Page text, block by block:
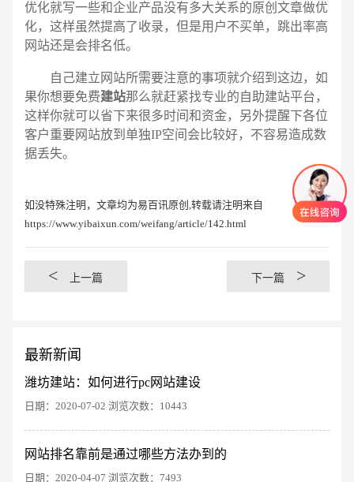
优化就写一些和企业产品没有多大关系的原创文章做优
化，这样虽然提高了收录，但是用户不买单，跳出率高
网站还是会排名低。
自己建立网站所需要注意的事项就介绍到这边，如
果你想要免费建站那么就赶紧找专业的自助建站平台，
这样你就可以省下来很多时间和资金，另外提醒下各位
客户重要网站放到单独IP空间会比较好，不容易造成数
据丢失。
如没特殊注明，文章均为易百讯原创,转载请注明来自
https://www.yibaixun.com/weifang/article/142.html
< 上一篇 下一篇 >
最新新闻
潍坊建站：如何进行pc网站建设
日期：2020-07-02 浏览次数：10443
网站排名靠前是通过哪些方法办到的
日期：2020-04-07 浏览次数：7493
创意品牌型网站 · 标准企业官网建设 · 外贸网